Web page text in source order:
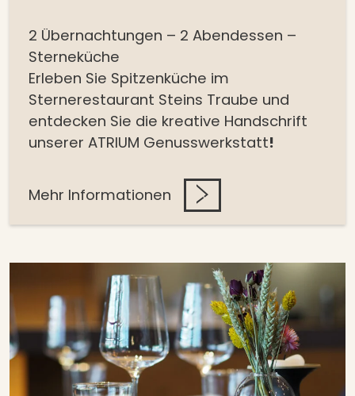
2 Übernachtungen – 2 Abendessen –
Sterneküche
Erleben Sie Spitzenküche im
Sternerestaurant Steins Traube und
entdecken Sie die kreative Handschrift
unserer ATRIUM Genusswerkstatt!
Mehr Informationen